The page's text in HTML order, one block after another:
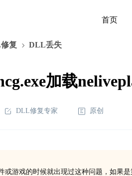
首页
复 DLL丢失
加载
DLL修复专家 原创
或游戏的时候就出现过这种问题，如果